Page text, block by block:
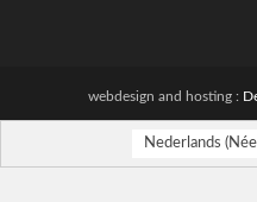
webdesign and hosting :
Nederlands (